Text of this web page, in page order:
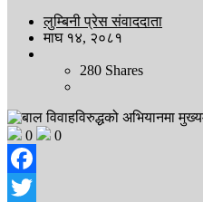
लुम्बिनी प्रेस संवाददाता
माघ १४, २०८१
280 Shares
0 0
Facebook